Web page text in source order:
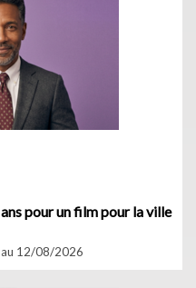
pour un film pour la ville
12/08/2026